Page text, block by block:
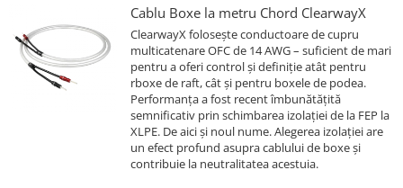
Cablu Boxe la metru Chord ClearwayX
ClearwayX folosește conductoare de cupru
multicatenare OFC de 14 AWG – suficient de mari
pentru a oferi control și definiție atât pentru
rboxe de raft, cât și pentru boxele de podea.
Performanța a fost recent îmbunătățită
semnificativ prin schimbarea izolației de la FEP la
XLPE. De aici și noul nume. Alegerea izolației are
un efect profund asupra cablului de boxe și
contribuie la neutralitatea acestuia.